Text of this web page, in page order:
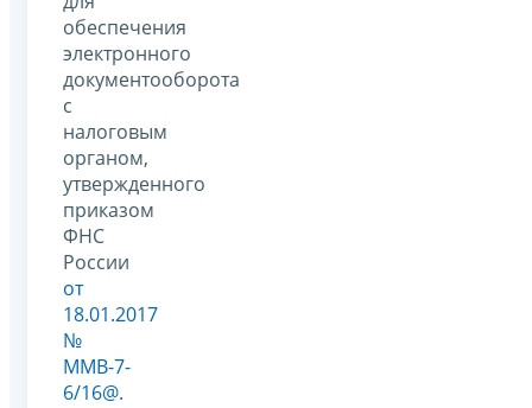
обеспечения
электронного
документооборота
с
налоговым
органом,
утвержденного
приказом
ФНС
России
от
18.01.2017
№
ММВ-7-
6/16@.